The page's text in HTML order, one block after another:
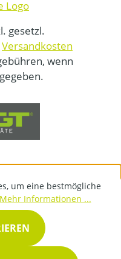
gesetzl.
Versandkosten
wenn
um eine bestmögliche
Mehr Informationen ...